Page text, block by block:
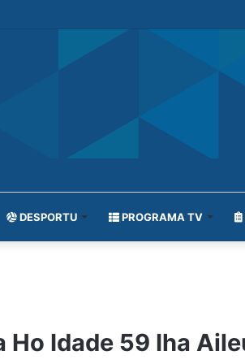
DESPORTU PROGRAMA TV
Ho Idade 59 Iha